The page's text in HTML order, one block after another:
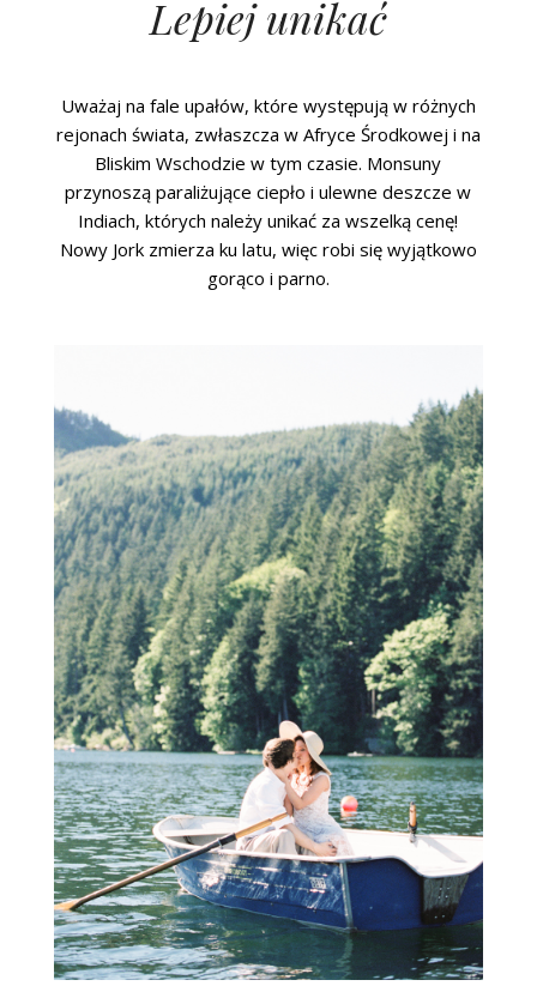
Lepiej unikać
Uważaj na fale upałów, które występują w różnych
rejonach świata, zwłaszcza w Afryce Środkowej i na
Bliskim Wschodzie w tym czasie. Monsuny
przynoszą paraliżujące ciepło i ulewne deszcze w
Indiach, których należy unikać za wszelką cenę!
Nowy Jork zmierza ku latu, więc robi się wyjątkowo
gorąco i parno.